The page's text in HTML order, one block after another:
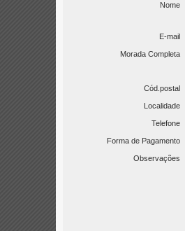
Nome
E-mail
Morada Completa
Cód.postal
Localidade
Telefone
Forma de Pagamento
Observações